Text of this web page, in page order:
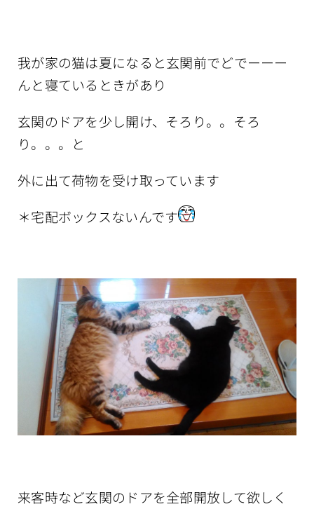
我が家の猫は夏になると玄関前でどでーーー
んと寝ているときがあり
玄関のドアを少し開け、そろり。。そろ
り。。。と
外に出て荷物を受け取っています
＊宅配ボックスないんです
来客時など玄関のドアを全部開放して欲しく